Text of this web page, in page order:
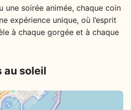
une soirée animée, chaque coin
expérience unique, où l’esprit
à chaque gorgée et à chaque
au soleil